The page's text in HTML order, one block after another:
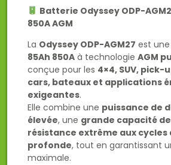
Batterie Odyssey ODP-
850A AGM
La Odyssey ODP-AGM27 est une
85Ah 850A à technologie AGM
conçue pour les 4×4, SUV, pick-
cars, bateaux et applications
exigeantes.
Elle combine une puissance de
élevée, une grande capacité
résistance extrême aux cycles
profonde, tout en garantissant
maximale.